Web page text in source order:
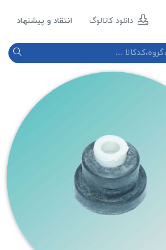
دانلود کاتالوگ انتقاد و پیشنهاد